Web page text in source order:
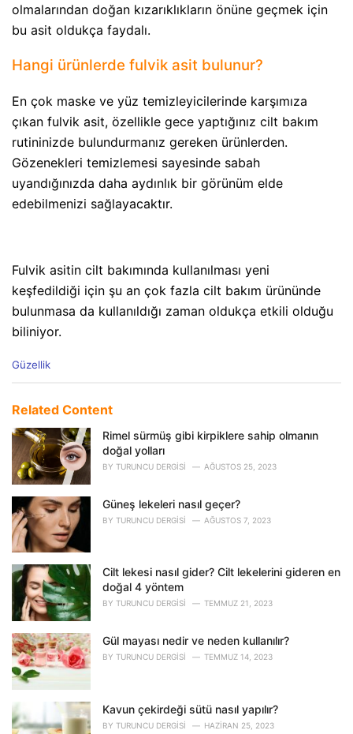
olmalarından doğan kızarıklıkların önüne geçmek için
bu asit oldukça faydalı.
Hangi ürünlerde fulvik asit bulunur?
En çok maske ve yüz temizleyicilerinde karşımıza
çıkan fulvik asit, özellikle gece yaptığınız cilt bakım
rutininizde bulundurmanız gereken ürünlerden.
Gözenekleri temizlemesi sayesinde sabah
uyandığınızda daha aydınlık bir görünüm elde
edebilmenizi sağlayacaktır.
Fulvik asitin cilt bakımında kullanılması yeni
keşfedildiği için şu an çok fazla cilt bakım ürününde
bulunmasa da kullanıldığı zaman oldukça etkili olduğu
biliniyor.
C
e
o
r
i
e
Güzellik
Related Content
Rimel sürmüş gibi kirpiklere sahip olmanın
doğal yolları
BY TURUNCU DERGISI AĞUSTOS 25, 2023
Güneş lekeleri nasıl geçer?
BY TURUNCU DERGISI AĞUSTOS 7, 2023
Cilt lekesi nasıl gider? Cilt lekelerini gideren en
doğal 4 yöntem
BY TURUNCU DERGISI TEMMUZ 21, 2023
Gül mayası nedir ve neden kullanılır?
BY TURUNCU DERGISI TEMMUZ 14, 2023
Kavun çekirdeği sütü nasıl yapılır?
BY TURUNCU DERGISI HAZIRAN 25, 2023